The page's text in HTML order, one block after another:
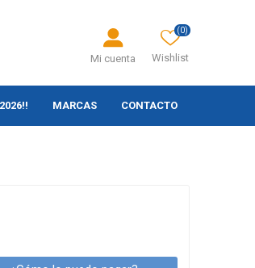
Mi cuenta Wishlist
(0)
MARCAS CONTACTO